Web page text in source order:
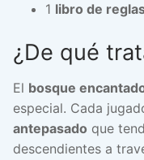
1 libro de
¿De qué
El bosque
especial. Cada
antepasado que
descendientes a